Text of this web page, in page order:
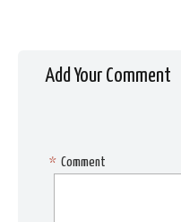
Add Your Comment
Comment
*